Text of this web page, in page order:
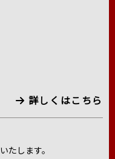
詳しくはこちら
たします。